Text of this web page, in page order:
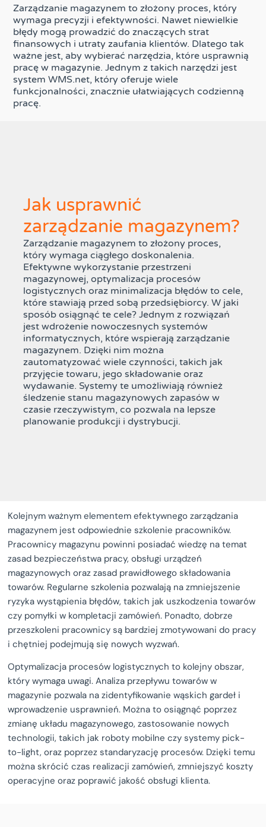
Zarządzanie magazynem to złożony proces, który
wymaga precyzji i efektywności. Nawet niewielkie
błędy mogą prowadzić do znaczących strat
finansowych i utraty zaufania klientów. Dlatego tak
ważne jest, aby wybierać narzędzia, które usprawnią
pracę w magazynie. Jednym z takich narzędzi jest
system WMS.net, który oferuje wiele
funkcjonalności, znacznie ułatwiających codzienną
pracę.
Jak usprawnić
zarządzanie magazynem?
Zarządzanie magazynem to złożony proces,
który wymaga ciągłego doskonalenia.
Efektywne wykorzystanie przestrzeni
magazynowej, optymalizacja procesów
logistycznych oraz minimalizacja błędów to cele,
które stawiają przed sobą przedsiębiorcy. W jaki
sposób osiągnąć te cele? Jednym z rozwiązań
jest wdrożenie nowoczesnych systemów
informatycznych, które wspierają zarządzanie
magazynem. Dzięki nim można
zautomatyzować wiele czynności, takich jak
przyjęcie towaru, jego składowanie oraz
wydawanie. Systemy te umożliwiają również
śledzenie stanu magazynowych zapasów w
czasie rzeczywistym, co pozwala na lepsze
planowanie produkcji i dystrybucji.
Kolejnym ważnym elementem efektywnego zarządzania
magazynem jest odpowiednie szkolenie pracowników.
Pracownicy magazynu powinni posiadać wiedzę na temat
zasad bezpieczeństwa pracy, obsługi urządzeń
magazynowych oraz zasad prawidłowego składowania
towarów. Regularne szkolenia pozwalają na zmniejszenie
ryzyka wystąpienia błędów, takich jak uszkodzenia towarów
czy pomyłki w kompletacji zamówień. Ponadto, dobrze
przeszkoleni pracownicy są bardziej zmotywowani do pracy
i chętniej podejmują się nowych wyzwań.
Optymalizacja procesów logistycznych to kolejny obszar,
który wymaga uwagi. Analiza przepływu towarów w
magazynie pozwala na zidentyfikowanie wąskich gardeł i
wprowadzenie usprawnień. Można to osiągnąć poprzez
zmianę układu magazynowego, zastosowanie nowych
technologii, takich jak roboty mobilne czy systemy pick-
to-light, oraz poprzez standaryzację procesów. Dzięki temu
można skrócić czas realizacji zamówień, zmniejszyć koszty
operacyjne oraz poprawić jakość obsługi klienta.